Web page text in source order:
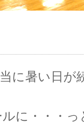
暑い日が続
に・・・